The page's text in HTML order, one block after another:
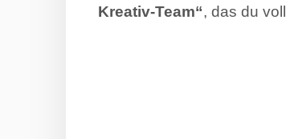
Kreativ-Team“, das du